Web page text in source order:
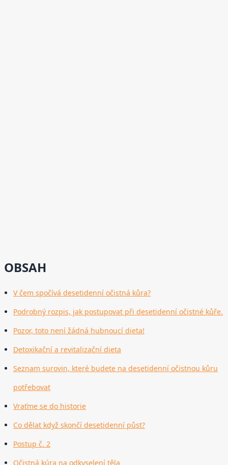
OBSAH
V čem spočívá desetidenní očistná kůra?
Podrobný rozpis, jak postupovat při desetidenní očistné kůře.
Pozor, toto není žádná hubnoucí dieta!
Detoxikační a revitalizační dieta
Seznam surovin, které budete na desetidenní očistnou kůru
potřebovat
Vraťme se do historie
Co dělat když skončí desetidenní půst?
Postup č. 2
Očistná kúra na odkyselení těla